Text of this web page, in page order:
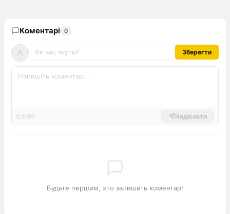
Коментарі 0
Зберегти
0/1000 Надіслати
Будьте першим, хто залишить коментар!